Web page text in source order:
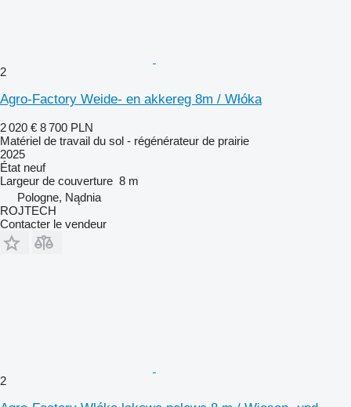
2
Agro-Factory Weide- en akkereg 8m / Włóka
2 020 € 8 700 PLN
Matériel de travail du sol - régénérateur de prairie
2025
État neuf
Largeur de couverture 8 m
Pologne, Nądnia
ROJTECH
Contacter le vendeur
2